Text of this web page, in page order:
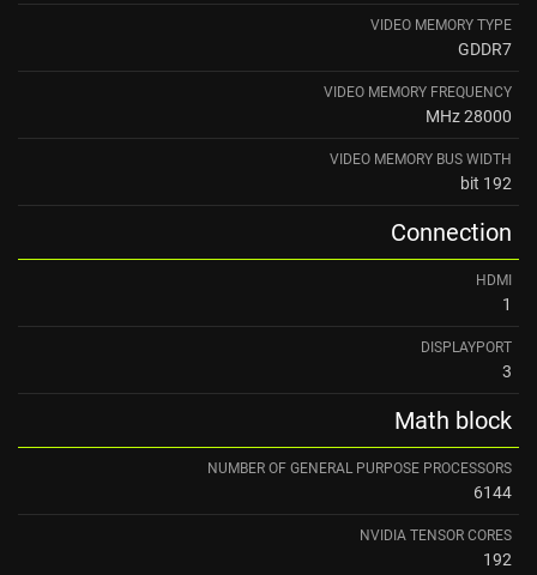
VIDEO MEMORY TYPE
GDDR7
VIDEO MEMORY FREQUENCY
28000 MHz
VIDEO MEMORY BUS WIDTH
192 bit
Connection
HDMI
1
DISPLAYPORT
3
Math block
NUMBER OF GENERAL PURPOSE PROCESSORS
6144
NVIDIA TENSOR CORES
192